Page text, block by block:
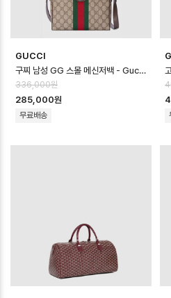
GUCCI
구찌 남성 GG 스몰 메신저백 - Gucci Mens GG Small Messenger B…
336,000원
285,000원
무료배송